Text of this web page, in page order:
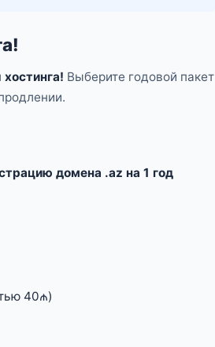
Выберите годовой пакет
домена .az на 1 год
40₼)